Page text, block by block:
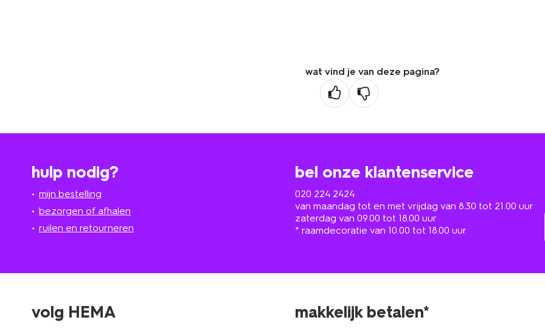
wat vind je van deze pagina?
hulp nodig?
mijn bestelling
bezorgen of afhalen
ruilen en retourneren
bel onze klantenservice
020 224 2424
van maandag tot en met vrijdag van 8.30 tot 21.00 uur
zaterdag van 09.00 tot 18.00 uur
* raamdecoratie van 10.00 tot 18.00 uur
volg HEMA makkelijk betalen*